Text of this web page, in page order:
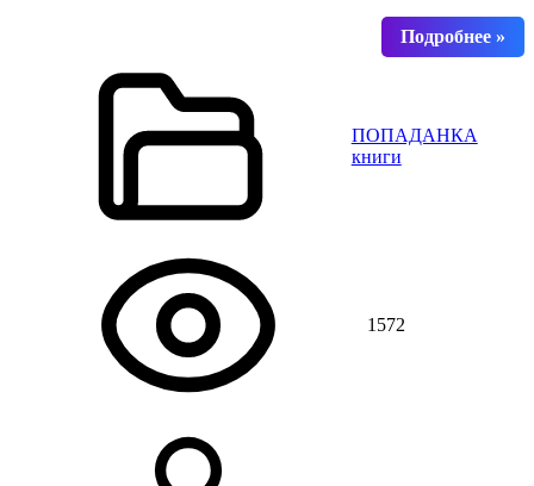
ПОПАДАНКА
книги
1572